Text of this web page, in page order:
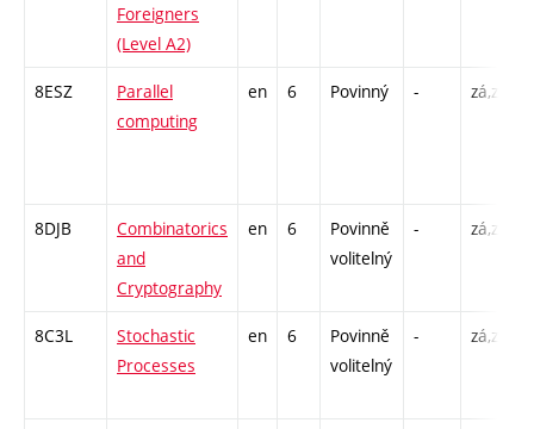
Foreigners
(Level A2)
8ESZ
Parallel
computing
en 6 Povinný - zá,zk
8DJB
Combinatorics
and
Cryptography
en 6
Povinně
volitelný
- zá,zk
8C3L
Stochastic
Processes
en 6
Povinně
volitelný
- zá,zk